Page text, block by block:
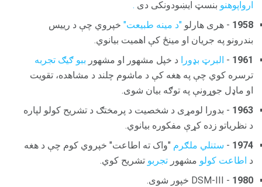
ارواپوهنو بنسټ ایښودونکی دی .
1958 - هری هارلو "د مینه طبیعت" خپروي چې د رییس
بندرونو په جریان او مینځ کې اهمیت بیانوي.
1961
- البرټ بډورا د خپل مشهور او مشهور ببو ګیګ تجربه
ترسره کوي چې په هغه کې د ماشوم چلند د مشاهده، تقویت
او ماډل جوړونې په توګه بیان شوی.
1963 - بدورا لومړی د شخصیت د پرمختګ د تشریح کولو لپاره
د نظریاتو زده کړې مفکوره بیانوي.
1974
- ستنلي ملګرم "واک ته اطاعت" خپروي کوم چې د هغه
د اطاعت کولو مشهور تجربو تشریح کوي.
1980 - DSM-III خپور شوی.